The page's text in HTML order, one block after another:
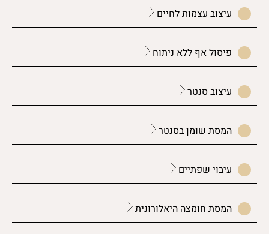
עיצוב עצמות לחיים
פיסול אף ללא ניתוח
עיצוב סנטר
המסת שומן בסנטר
עיבוי שפתיים
המסת חומצה היאלורונית